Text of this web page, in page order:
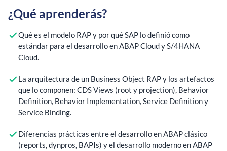
¿Qué aprenderás?
Qué es el modelo RAP y por qué SAP lo definió como
estándar para el desarrollo en ABAP Cloud y S/4HANA
Cloud.
La arquitectura de un Business Object RAP y los artefactos
que lo componen: CDS Views (root y projection), Behavior
Definition, Behavior Implementation, Service Definition y
Service Binding.
Diferencias prácticas entre el desarrollo en ABAP clásico
(reports, dynpros, BAPIs) y el desarrollo moderno en ABAP